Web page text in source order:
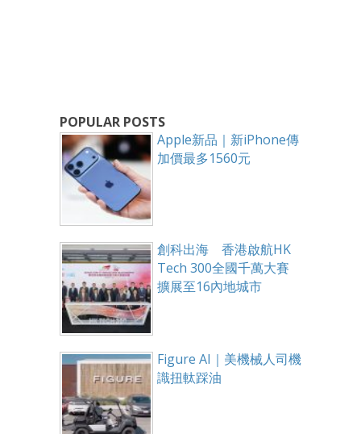
POPULAR POSTS
Apple新品｜新iPhone傳
加價最多1560元
創科出海 香港啟航HK
Tech 300全國千萬大賽
擴展至16內地城市
Figure AI｜美機械人司機
識扭軚踩油